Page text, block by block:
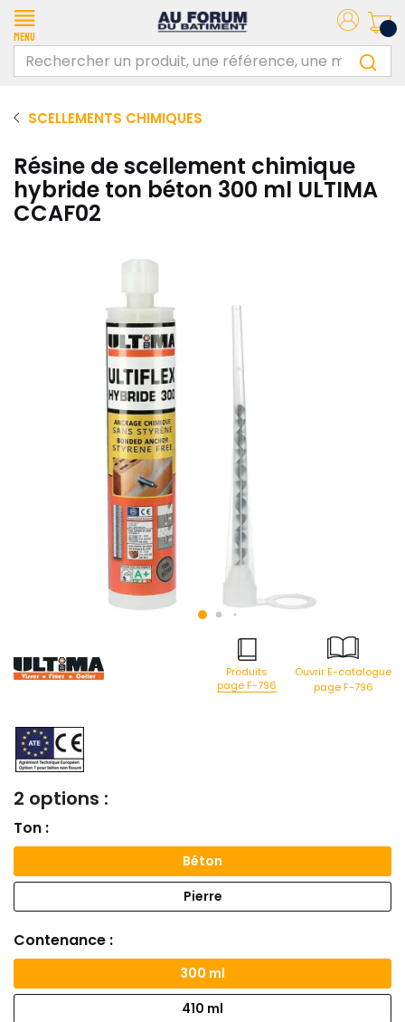
Menu
SCELLEMENTS CHIMIQUES
Résine de scellement chimique
hybride ton béton 300 ml ULTIMA
CCAF02
Produits
page F-796
Ouvrir E-catalogue
page F-796
2 options :
Ton :
Béton
Pierre
Contenance :
300 ml
410 ml